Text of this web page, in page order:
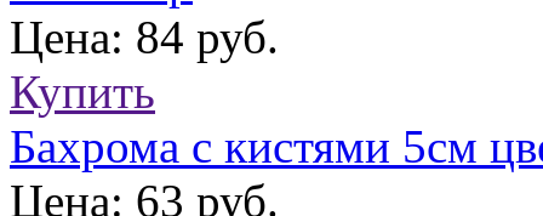
Цена: 84 руб.
Купить
Бахрома с кистями 5см
Цена: 63 руб.